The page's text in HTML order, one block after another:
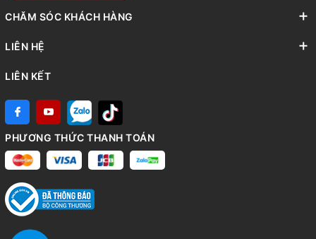
CHĂM SÓC KHÁCH HÀNG
LIÊN HỆ
LIÊN KẾT
PHƯƠNG THỨC THANH TOÁN